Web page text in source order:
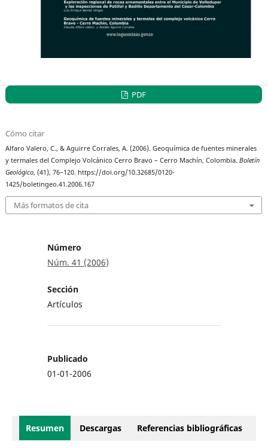
PDF
Cómo citar
Alfaro Valero, C., & Aguirre Corrales, A. (2006). Geoquímica de fuentes minerales
y termales del Complejo Volcánico Cerro Bravo – Cerro Machín, Colombia.Boletín
Geológico, (41), 76–120. https://doi.org/10.32685/0120-
1425/boletingeo.41.2006.167
Más formatos de cita
Número
Núm. 41 (2006)
Sección
Artículos
Publicado
01-01-2006
Resumen Descargas Referencias bibliográficas